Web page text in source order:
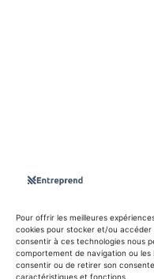
Pour offrir les meilleures
cookies pour stocker et/ou
consentir à ces technologies nous
comportement de navigation ou
consentir ou de retirer son
caractéristiques et fonctions.
info@entreprend.net